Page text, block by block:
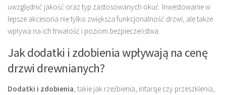
uwzględnić jakość oraz typ zastosowanych okuć. Inwestowanie w
lepsze akcesoria nie tylko zwiększa funkcjonalność drzwi, ale także
wpływa na ich trwałość i poziom bezpieczeństwa.
Jak dodatki i zdobienia wpływają na cenę
drzwi drewnianych?
Dodatki i zdobienia , takie jak rzeźbienia, intarsje czy przeszklenia,